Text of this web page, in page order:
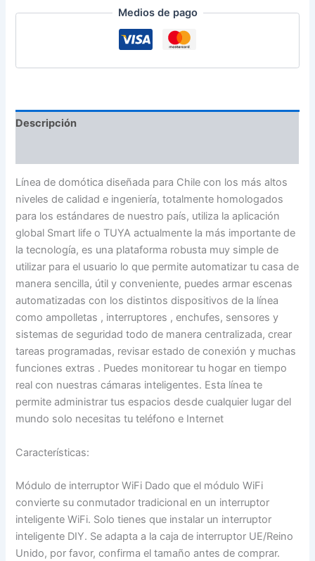
Medios de pago
Descripción
Línea de domótica diseñada para Chile con los más altos
niveles de calidad e ingeniería, totalmente homologados
para los estándares de nuestro país, utiliza la aplicación
global Smart life o TUYA actualmente la más importante de
la tecnología, es una plataforma robusta muy simple de
utilizar para el usuario lo que permite automatizar tu casa de
manera sencilla, útil y conveniente, puedes armar escenas
automatizadas con los distintos dispositivos de la línea
como ampolletas , interruptores , enchufes, sensores y
sistemas de seguridad todo de manera centralizada, crear
tareas programadas, revisar estado de conexión y muchas
funciones extras . Puedes monitorear tu hogar en tiempo
real con nuestras cámaras inteligentes. Esta línea te
permite administrar tus espacios desde cualquier lugar del
mundo solo necesitas tu teléfono e Internet
Características:
Módulo de interruptor WiFi Dado que el módulo WiFi
convierte su conmutador tradicional en un interruptor
inteligente WiFi. Solo tienes que instalar un interruptor
inteligente DIY. Se adapta a la caja de interruptor UE/Reino
Unido, por favor, confirma el tamaño antes de comprar.